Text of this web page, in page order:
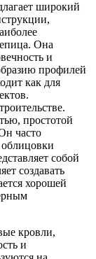
широкий
Она
и
профилей
как для
простотой
часто
собой
создавать
хорошей
кровли,
и